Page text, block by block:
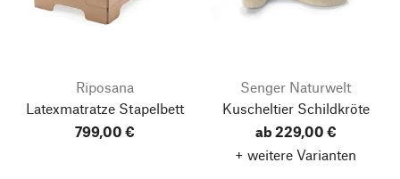
Riposana
Latexmatratze Stapelbett
799,00 €
Senger Naturwelt
Kuscheltier Schildkröte
ab 229,00 €
+ weitere Varianten